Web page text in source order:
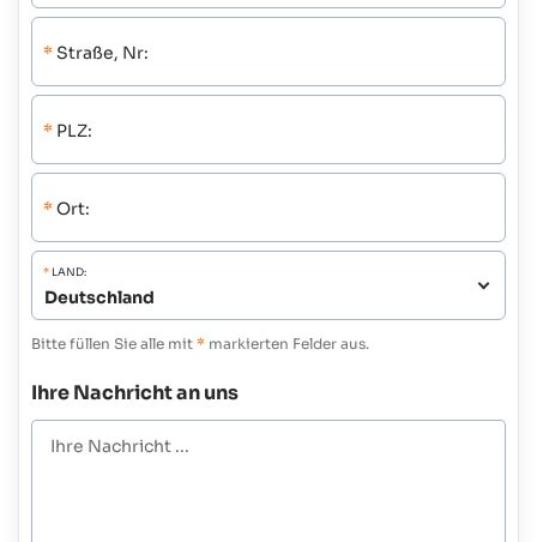
* Straße, Nr:
* PLZ:
* Ort:
* LAND:
Bitte füllen Sie alle mit * markierten Felder aus.
Ihre Nachricht an uns